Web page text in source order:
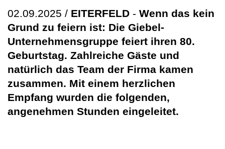
02.09.2025 / EITERFELD - Wenn das kein
Grund zu feiern ist: Die Giebel-
Unternehmensgruppe feiert ihren 80.
Geburtstag. Zahlreiche Gäste und
natürlich das Team der Firma kamen
zusammen. Mit einem herzlichen
Empfang wurden die folgenden,
angenehmen Stunden eingeleitet.